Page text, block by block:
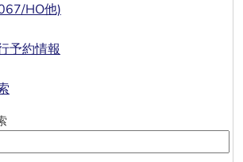
HO他)
予約情報